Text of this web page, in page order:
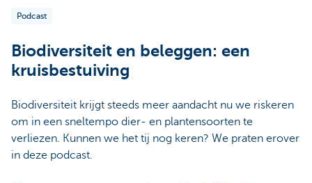
Podcast
Biodiversiteit en beleggen: een
kruisbestuiving
Biodiversiteit krijgt steeds meer aandacht nu we riskeren
om in een sneltempo dier- en plantensoorten te
verliezen. Kunnen we het tij nog keren? We praten erover
in deze podcast.